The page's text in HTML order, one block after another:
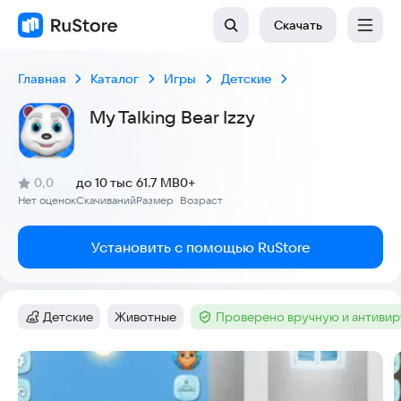
Скачать
Главная Каталог Игры Детские
My Talking Bear Izzy
Рейтинг:
0,0
(
Нет оценок
)
Скачиваний
до 10 тыс
Размер
61.7 MB
Возраст
0+
Установить с помощью RuStore
Категория:
Детские Тег:
Животные Тег :Проверено вручную и
Скриншоты